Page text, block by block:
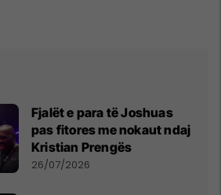
Fjalët e para të Joshuas
pas fitores me nokaut ndaj
Kristian Prengës
26/07/2026